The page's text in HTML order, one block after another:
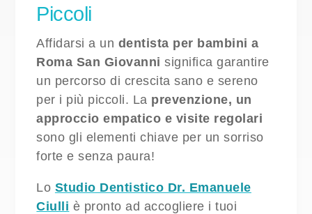
Piccoli
Affidarsi a un dentista per bambini a
Roma San Giovanni significa garantire
un percorso di crescita sano e sereno
per i più piccoli. La prevenzione, un
approccio empatico e visite regolari
sono gli elementi chiave per un sorriso
forte e senza paura!
Lo Studio Dentistico Dr. Emanuele
Ciulli è pronto ad accogliere i tuoi